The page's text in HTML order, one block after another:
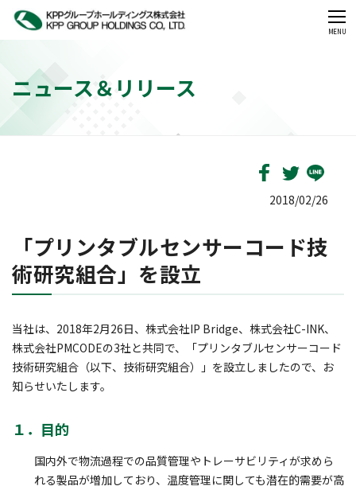
CLOSE
MENU
ニュース＆リリース
2018/02/26
「プリンタブルセンサーコード技
術研究組合」を設立
当社は、2018年2月26日、株式会社IP Bridge、株式会社C-INK、
株式会社PMCODEの3社と共同で、「プリンタブルセンサーコード
技術研究組合（以下、技術研究組合）」を設立しましたので、お
知らせいたします。
１．目的
国内外で物流過程での品質管理やトレーサビリティが求めら
れる製品が増加しており、温度管理に関しても潜在的需要が高